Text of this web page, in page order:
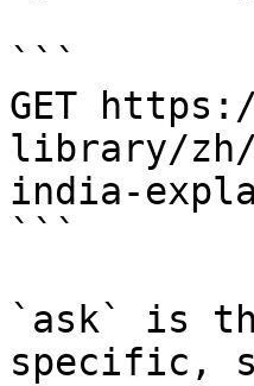
```
GET
library/zh/
india-
```
`ask` is
specific,